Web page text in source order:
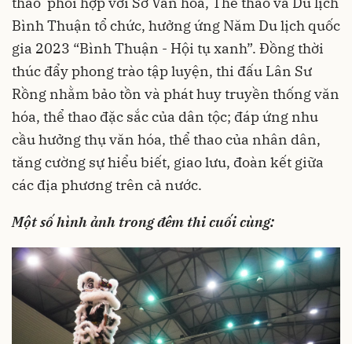
Bình Thuận tổ chức, hưởng ứng Năm Du lịch quốc
gia 2023 “Bình Thuận - Hội tụ xanh”. Đồng thời
thúc đẩy phong trào tập luyện, thi đấu Lân Sư
Rồng nhằm bảo tồn và phát huy truyền thống văn
hóa, thể thao đặc sắc của dân tộc; đáp ứng nhu
cầu hưởng thụ văn hóa, thể thao của nhân dân,
tăng cường sự hiểu biết, giao lưu, đoàn kết giữa
các địa phương trên cả nước.
Một số hình ảnh trong đêm thi cuối cùng: